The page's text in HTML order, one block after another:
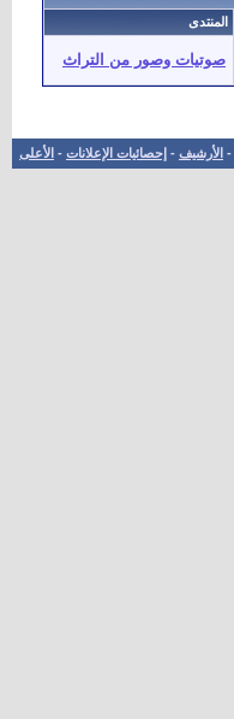
المنتدى
صوتيات وصور من التراث
- الأرشيف - إحصائيات الإعلانات - الأعلى